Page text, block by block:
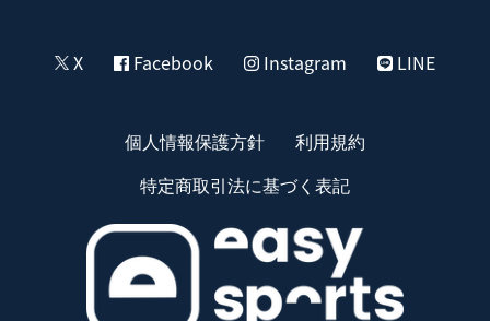
X Facebook Instagram LINE
個人情報保護方針
利用規約
特定商取引法に基づく表記